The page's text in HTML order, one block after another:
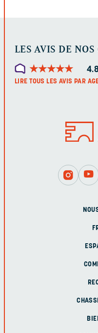
LES AVIS DE NOS
★★★★★
★★★★★
LIRE TOUS LES AVIS PAR